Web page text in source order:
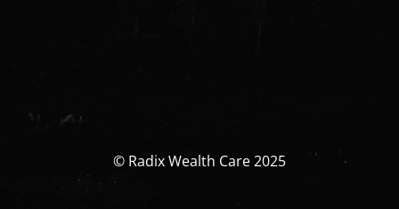
© Radix Wealth Care 2025